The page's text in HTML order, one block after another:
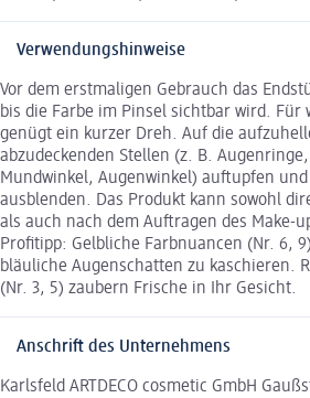
Verwendungshinweise
Vor dem erstmaligen Gebrauch das
bis die Farbe im Pinsel sichtbar wird. Für
genügt ein kurzer Dreh. Auf die
abzudeckenden Stellen (z. B.
Mundwinkel, Augenwinkel) auftupfen
ausblenden. Das Produkt kann sowohl
als auch nach dem Auftragen des Make-
Profitipp: Gelbliche Farbnuancen (Nr. 6,
bläuliche Augenschatten zu kaschieren.
(Nr. 3, 5) zaubern Frische in Ihr Gesicht.
Anschrift des Unternehmens
Karlsfeld ARTDECO cosmetic GmbH